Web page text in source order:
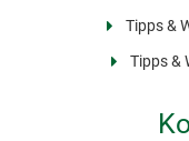
Tipps &
Tipps &